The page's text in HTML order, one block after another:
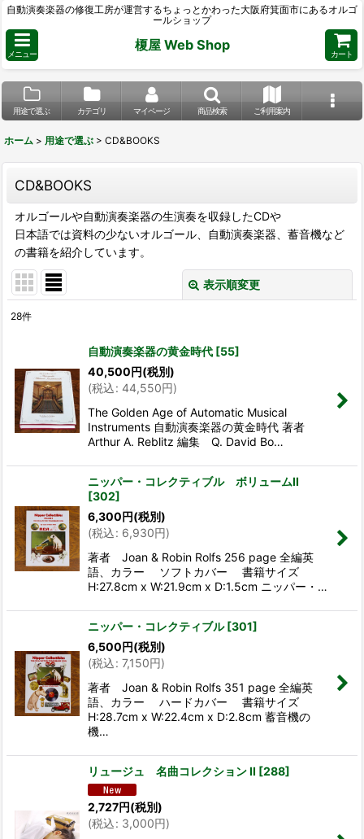
自動演奏楽器の修復工房が運営するちょっとかわった大阪府箕面市にあるオルゴ
ールショップ
メニュー
榎屋 Web Shop
カート
用途で選ぶ カテゴリ マイページ 商品検索 ご利用案内
ホーム > 用途で選ぶ > CD&BOOKS
CD&BOOKS
オルゴールや自動演奏楽器の生演奏を収録したCDや
日本語では資料の少ないオルゴール、自動演奏楽器、蓄音機など
の書籍を紹介しています。
表示順変更
並び順:
絞り込む
28件
自動演奏楽器の黄金時代 [55]
40,500円(税別)
(税込: 44,550円)
The Golden Age of Automatic Musical
Instruments 自動演奏楽器の黄金時代 著者
Arthur A. Reblitz 編集 Q. David Bo…
ニッパー・コレクティブル ボリュームII
[302]
6,300円(税別)
(税込: 6,930円)
著者 Joan & Robin Rolfs 256 page 全編英
語、カラー ソフトカバー 書籍サイズ
H:27.8cm x W:21.9cm x D:1.5cm ニッパー・…
ニッパー・コレクティブル [301]
6,500円(税別)
(税込: 7,150円)
著者 Joan & Robin Rolfs 351 page 全編英
語、カラー ハードカバー 書籍サイズ
H:28.7cm x W:22.4cm x D:2.8cm 蓄音機の
機…
リュージュ 名曲コレクション II [288]
2,727円(税別)
(税込: 3,000円)